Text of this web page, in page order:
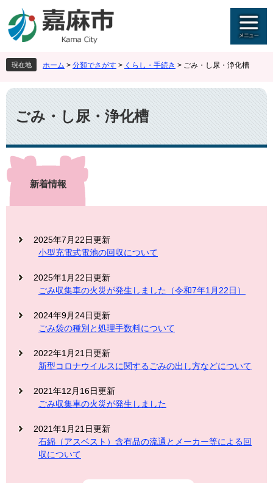
ジ
先
頭
す
。
ュ
を
飛
し
て
本
文
へ
現在地 ホーム > 分類でさがす > くらし・手続き > ごみ・し尿・浄化槽
本
文
ごみ・し尿・浄化槽
新着情報
2025年7月22日更新
小型充電式電池の回収について
2025年1月22日更新
ごみ収集車の火災が発生しました（令和7年1月22日）
2024年9月24日更新
ごみ袋の種別と処理手数料について
2022年1月21日更新
新型コロナウイルスに関するごみの出し方などについて
2021年12月16日更新
ごみ収集車の火災が発生しました
2021年1月21日更新
石綿（アスベスト）含有品の流通とメーカー等による回
収について